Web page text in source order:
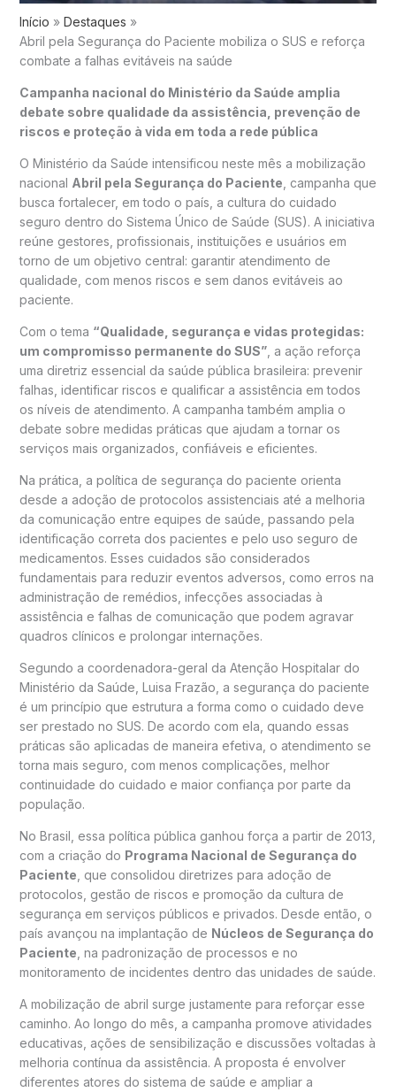
Início
Destaques
Abril pela Segurança do Paciente mobiliza o SUS e reforça
combate a falhas evitáveis na saúde
Campanha nacional do Ministério da Saúde amplia
debate sobre qualidade da assistência, prevenção de
riscos e proteção à vida em toda a rede pública
O Ministério da Saúde intensificou neste mês a mobilização
nacional Abril pela Segurança do Paciente , campanha que
busca fortalecer, em todo o país, a cultura do cuidado
seguro dentro do Sistema Único de Saúde (SUS). A iniciativa
reúne gestores, profissionais, instituições e usuários em
torno de um objetivo central: garantir atendimento de
qualidade, com menos riscos e sem danos evitáveis ao
paciente.
Com o tema “Qualidade, segurança e vidas protegidas:
um compromisso permanente do SUS”, a ação reforça
uma diretriz essencial da saúde pública brasileira: prevenir
falhas, identificar riscos e qualificar a assistência em todos
os níveis de atendimento. A campanha também amplia o
debate sobre medidas práticas que ajudam a tornar os
serviços mais organizados, confiáveis e eficientes.
Na prática, a política de segurança do paciente orienta
desde a adoção de protocolos assistenciais até a melhoria
da comunicação entre equipes de saúde, passando pela
identificação correta dos pacientes e pelo uso seguro de
medicamentos. Esses cuidados são considerados
fundamentais para reduzir eventos adversos, como erros na
administração de remédios, infecções associadas à
assistência e falhas de comunicação que podem agravar
quadros clínicos e prolongar internações.
Segundo a coordenadora-geral da Atenção Hospitalar do
Ministério da Saúde, Luisa Frazão, a segurança do paciente
é um princípio que estrutura a forma como o cuidado deve
ser prestado no SUS. De acordo com ela, quando essas
práticas são aplicadas de maneira efetiva, o atendimento se
torna mais seguro, com menos complicações, melhor
continuidade do cuidado e maior confiança por parte da
população.
No Brasil, essa política pública ganhou força a partir de 2013,
com a criação do Programa Nacional de Segurança do
Paciente , que consolidou diretrizes para adoção de
protocolos, gestão de riscos e promoção da cultura de
segurança em serviços públicos e privados. Desde então, o
país avançou na implantação de Núcleos de Segurança do
Paciente , na padronização de processos e no
monitoramento de incidentes dentro das unidades de saúde.
A mobilização de abril surge justamente para reforçar esse
caminho. Ao longo do mês, a campanha promove atividades
educativas, ações de sensibilização e discussões voltadas à
melhoria contínua da assistência. A proposta é envolver
diferentes atores do sistema de saúde e ampliar a